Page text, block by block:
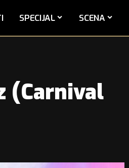
SPECIJAL SCENA
(Carnival